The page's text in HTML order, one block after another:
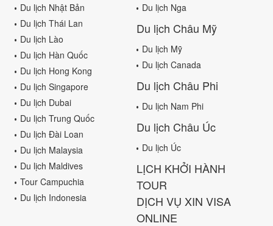
Du lịch Nhật Bản
Du lịch Thái Lan
Du lịch Lào
Du lịch Hàn Quốc
Du lịch Hong Kong
Du lịch Singapore
Du lịch Dubai
Du lịch Trung Quốc
Du lịch Đài Loan
Du lịch Malaysia
Du lịch Maldives
Tour Campuchia
Du lịch Indonesia
Du lịch Nga
Du lịch Châu Mỹ
Du lịch Mỹ
Du lịch Canada
Du lịch Châu Phi
Du lịch Nam Phi
Du lịch Châu Úc
Du lịch Úc
LỊCH KHỞI HÀNH
TOUR
DỊCH VỤ XIN VISA
ONLINE